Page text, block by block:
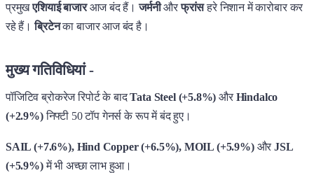
प्रमुखएशियाई बाजारआज बंद हैं। जर्मनीऔरफ्रांसहरे निशान में कारोबार कर
रहे हैं। ब्रिटेनका बाजार आज बंद है।
मुख्य गतिविधियां -
पॉजिटिव ब्रोकरेज रिपोर्ट के बादTata Steel (+5.8%)औरHindalco
(+2.9%)निफ्टी 50 टॉप गेनर्स के रूप में बंद हुए।
SAIL (+7.6%), Hind Copper (+6.5%), MOIL (+5.9%) औरJSL
(+5.9%)में भी अच्छा लाभ हुआ।